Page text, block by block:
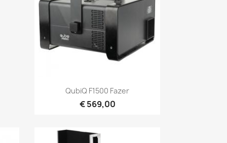
Snel bekijken
QubiQ F1500 Fazer
€ 569,00